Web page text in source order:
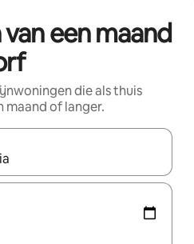
een maand
die als thuis
maand of langer.
beschikbaar zijn, maak je een